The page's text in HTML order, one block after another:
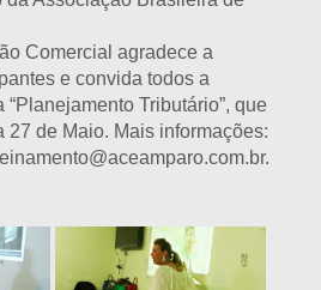
Comercial agradece a
e convida todos a
Tributário”, que
27 de Maio. Mais informações: